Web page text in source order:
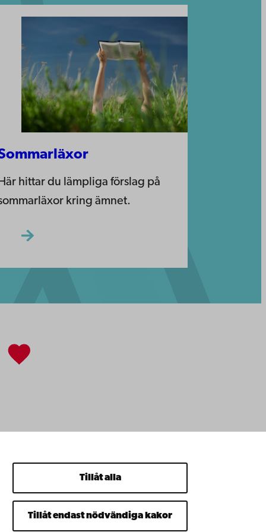
Tillåt alla
Tillåt endast nödvändiga kakor
hittar du lämpliga förslag på
kring ämnet.